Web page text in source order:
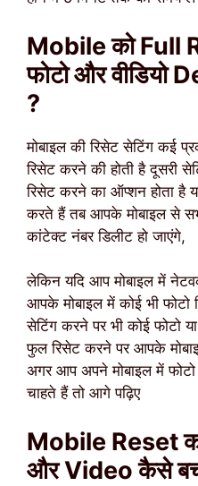
Mobile को Full
फोटो और वीडियो
?
मोबाइल की रिसेट सेटिंग कई
रिसेट करने की होती है दूसरी
रिसेट करने का ऑप्शन होता है
करते हैं तब आपके मोबाइल से
कांटेक्ट नंबर डिलीट हो जाएंगे,
लेकिन यदि आप मोबाइल में
आपके मोबाइल में कोई भी फोटो
सेटिंग करने पर भी कोई फोटो या
फुल रिसेट करने पर आपके
अगर आप अपने मोबाइल में फोटो
चाहते हैं तो आगे पढ़िए
Mobile Reset
और Video कैसे